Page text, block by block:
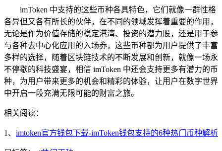
imToken 中支持的这些币种各具特色，它们就像一群性格
各异但又各有所长的伙伴，在不同的领域发挥着重要的作用，
无论是作为价值存储的稳定港湾、投资的潜力股，还是用于参
与各种去中心化应用的入场券，这些币种都为用户提供了丰富
多样的选择，随着区块链技术的不断发展和创新，就像一场永
不停歇的科技盛宴，相信 imToken 中还会支持更多有潜力的币
种，为用户带来更多的机会和精彩的体验，让用户在数字世界
中开启一段充满无限可能的财富之旅。
相关阅读：
1、 imtoken官方钱包下载-imToken钱包支持的6种热门币种解析